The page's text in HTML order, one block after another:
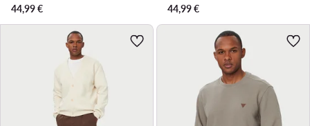
44,99€
44,99€